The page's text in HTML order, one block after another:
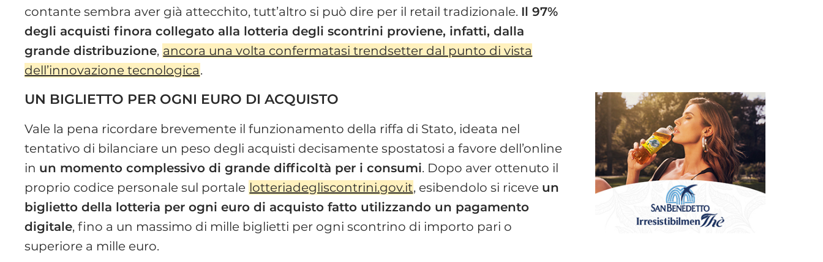
contante sembra aver già attecchito, tutt’altro si può dire per il retail tradizionale. Il 97%
degli acquisti finora collegato alla lotteria degli scontrini proviene, infatti, dalla
grande distribuzione, ancora una volta confermatasi trendsetter dal punto di vista
dell’innovazione tecnologica.
UN BIGLIETTO PER OGNI EURO DI ACQUISTO
Vale la pena ricordare brevemente il funzionamento della riffa di Stato, ideata nel
tentativo di bilanciare un peso degli acquisti decisamente spostatosi a favore dell’online
in un momento complessivo di grande difficoltà per i consumi. Dopo aver ottenuto il
proprio codice personale sul portale lotteriadegliscontrini.gov.it, esibendolo si riceve un
biglietto della lotteria per ogni euro di acquisto fatto utilizzando un pagamento
digitale, fino a un massimo di mille biglietti per ogni scontrino di importo pari o
superiore a mille euro.